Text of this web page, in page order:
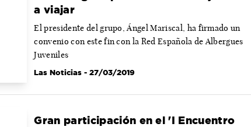
a viajar
El presidente del grupo, Ángel Mariscal, ha firmado un
convenio con este fin con la Red Española de Albergues
Juveniles
Las Noticias - 27/03/2019
Gran participación en el 'I Encuentro